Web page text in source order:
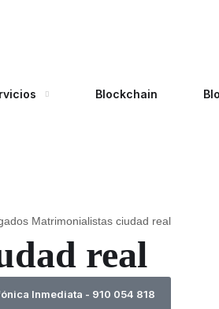
Blockchain
Matrimonialistas ciudad real
real
Inmediata - 910 054 818